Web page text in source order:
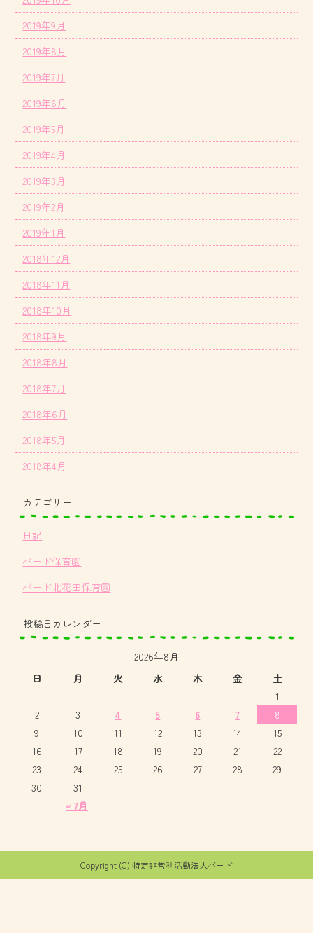
2019年9月
2019年8月
2019年7月
2019年6月
2019年5月
2019年4月
2019年3月
2019年2月
2019年1月
2018年12月
2018年11月
2018年10月
2018年9月
2018年8月
2018年7月
2018年6月
2018年5月
2018年4月
カテゴリー
日記
バード保育園
バード北花田保育園
投稿日カレンダー
2026年8月
日
月 火 水 木 金 土
« 7月
1
2
3 4 5 6 7
8
9
10 11 12 13 14
15
16
17 18 19 20 21
22
23
24 25 26 27 28
29
30
31
Copyright (C) 特定非営利活動法人バード